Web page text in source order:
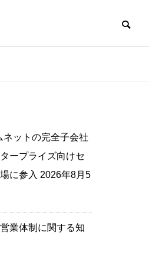
ネットの完全子会社
ープライズ向けセ
に参入 2026年8月5
業体制に関する知